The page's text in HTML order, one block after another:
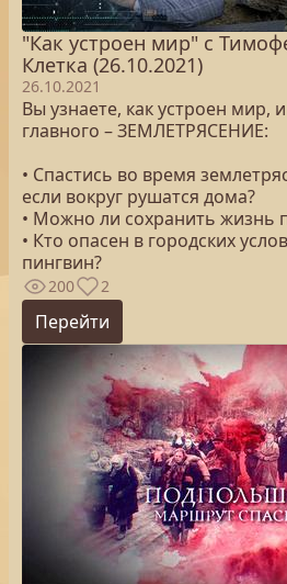
"Как устроен мир" с
Клетка (26.10.2021)
26.10.2021
Вы узнаете, как устроен мир,
главного – ЗЕМЛЕТРЯСЕНИЕ:
• Спастись во время
если вокруг рушатся дома?
• Можно ли сохранить жизнь
• Кто опасен в городских
пингвин?
200 2
Перейти